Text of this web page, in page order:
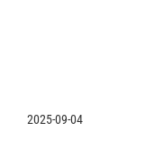
2025-09-04